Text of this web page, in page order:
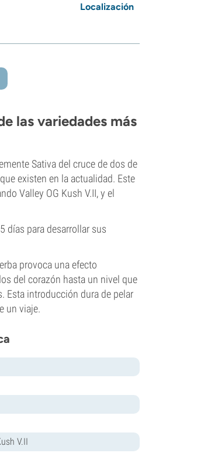
Localización
las variedades más
Sativa del cruce de dos de
existen en la actualidad. Este
Valley OG Kush V.II, y el
días para desarrollar sus
provoca una efecto
del corazón hasta un nivel que
Esta introducción dura de pelar
un viaje.
V.II